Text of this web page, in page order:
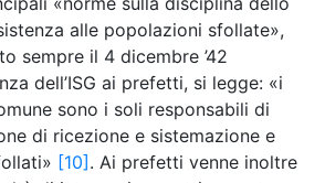
alle popolazioni sfollate»,
sempre il 4 dicembre ’42
dell’ISG ai prefetti, si legge: «i
sono i soli responsabili di
di ricezione e sistemazione e
[10]. Ai prefetti venne inoltre